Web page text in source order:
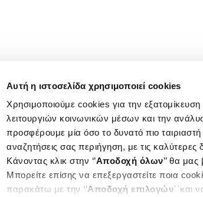
Αυτή η ιστοσελίδα χρησιμοποιεί cookies
Χρησιμοποιούμε cookies για την
λειτουργιών κοινωνικών μέσων και την
προσφέρουμε μία όσο το δυνατό πιο ταιριαστή
αναζητήσεις σας περιήγηση, με τις καλύτερες
Κάνοντας κλικ στην ‘’Αποδοχή όλων’’ θα
Μπορείτε επίσης να επεξεργαστείτε ποια
παρακάτω με την ‘’Αποδοχή επιλογών΄΄και